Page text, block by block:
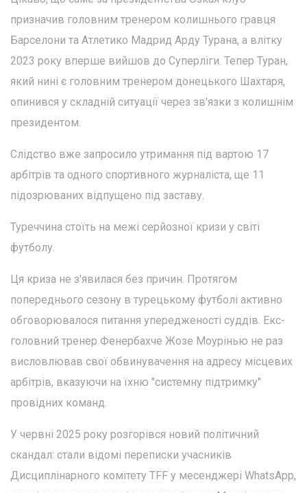
призначив головним тренером колишнього гравця
Барселони та Атлетико Мадрид Арду Турана, а влітку
2023 року вперше вийшов до Суперліги. Тепер Туран,
який нині є головним тренером донецького Шахтаря,
опинився у складній ситуації через зв'язки з колишнім
президентом.
Слідство вже запросило утримання під вартою 17
арбітрів та одного спортивного журналіста, ще 11
підозрюваних відпущено під заставу.
Туреччина стоїть на межі серйозної кризи у світі
футболу.
Ця криза не з'явилася без причин. Протягом
попереднього сезону в турецькому футболі активно
обговорювалося питання упередженості суддів. Екс-
головний тренер Фенербахче Жозе Моурінью не раз
висловлював свої обвинувачення на адресу місцевих
арбітрів, вказуючи на їхню "системну підтримку"
провідних команд.
У червні 2025 року розгорівся новий політичний
скандал: стали відомі переписки учасників
Дисциплінарного комітету TFF у месенджері WhatsApp,